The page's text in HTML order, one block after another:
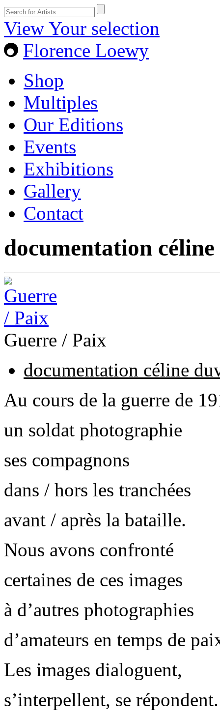
View Your selection
Florence Loewy
Shop
Multiples
Our Editions
Events
Exhibitions
Gallery
Contact
documentation
Guerre / Paix
documentation céline
Au cours de la guerre de
un soldat photographie
ses compagnons
dans / hors les tranchées
avant / après la bataille.
Nous avons confronté
certaines de ces images
à d’autres photographies
d’amateurs en temps de
Les images dialoguent,
s’interpellent, se répondent.